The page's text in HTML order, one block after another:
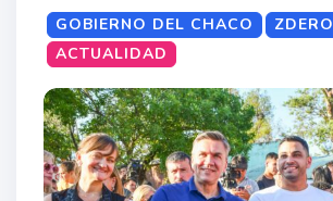
GOBIERNO DEL CHACO
ZDERO
ACTUALIDAD